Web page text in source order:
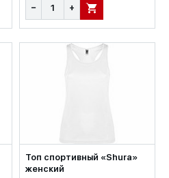
− + В КОРЗИНУ
Топ спортивный «Shura»
женский